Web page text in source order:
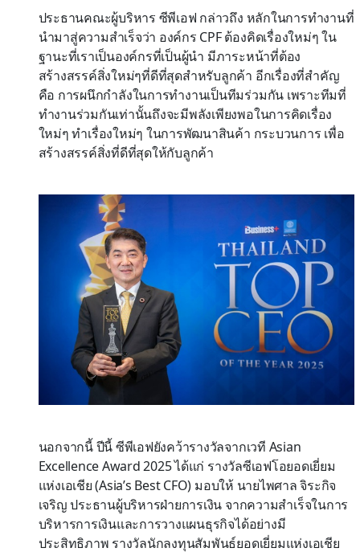
ประธานคณะผู้บริหาร ซีพีเอฟ กล่าวถึง หลักในการทำงานที่
นำมาสู่ความสำเร็จว่า องค์กร CPF ต้องคิดเรื่องใหม่ๆ ใน
ฐานะที่เราเป็นองค์กรที่เป็นผู้นำ มีภาระหน้าที่ต้อง
สร้างสรรค์สิ่งใหม่ๆที่ดีที่สุดสำหรับลูกค้า อีกเรื่องที่สำคัญ
คือ การผนึกกำลังในการทำงานเป็นทีมร่วมกัน เพราะทีมที่
ทำงานร่วมกันเท่านั้นถึงจะมีพลังเพียงพอในการคิดเรื่อง
ใหม่ๆ ทำเรื่องใหม่ๆ ในการพัฒนาสินค้า กระบวนการ เพื่อ
สร้างสรรค์สิ่งที่ดีที่สุดให้กับลูกค้า
นอกจากนี้ ปีนี้ ซีพีเอฟยังคว้ารางวัลจากเวที Asian
Excellence Award 2025 ได้แก่ รางวัลซีเอฟโอยอดเยี่ยม
แห่งเอเชีย (Asia’s Best CFO) มอบให้ นายไพศาล จิระกิจ
เจริญ ประธานผู้บริหารฝ่ายการเงิน จากความสำเร็จในการ
บริหารการเงินและการวางแผนธุรกิจได้อย่างมี
ประสิทธิภาพ รางวัลนักลงทุนสัมพันธ์ยอดเยี่ยมแห่งเอเชีย